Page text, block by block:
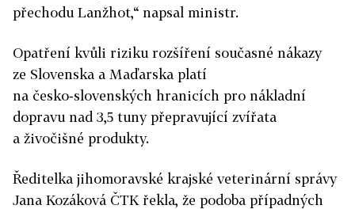
přechodu Lanžhot,“ napsal ministr.
Opatření kvůli riziku rozšíření současné nákazy
ze Slovenska a Maďarska platí
na česko‑slovenských hranicích pro nákladní
dopravu nad 3,5 tuny přepravující zvířata
a živočišné produkty.
Ředitelka jihomoravské krajské veterinární správy
Jana Kozáková ČTK řekla, že podoba případných